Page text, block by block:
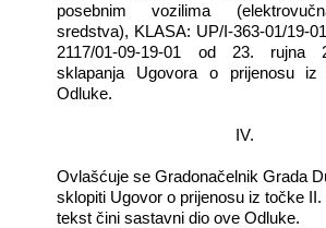
posebnim vozilima
sredstva), KLASA: UP/I-363-01/19-
2117/01-09-19-01 od 23. rujna
sklapanja Ugovora o prijenosu
Odluke.
IV.
Ovlašćuje se Gradonačelnik Grada
sklopiti Ugovor o prijenosu iz točke
tekst čini sastavni dio ove Odluke.